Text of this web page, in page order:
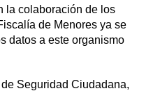
la colaboración de los
de Menores ya se
datos a este organismo
Seguridad Ciudadana,